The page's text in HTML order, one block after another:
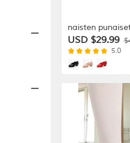
naisten
matalakorkoiset
pehmeällä
USD $29.99
5.0